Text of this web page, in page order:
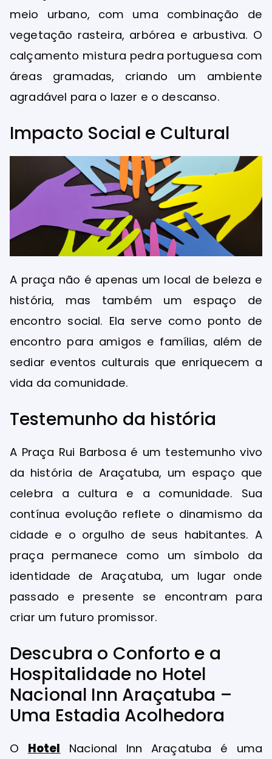
meio urbano, com uma combinação de
vegetação rasteira, arbórea e arbustiva. O
calçamento mistura pedra portuguesa com
áreas gramadas, criando um ambiente
agradável para o lazer e o descanso.
Impacto Social e Cultural
A praça não é apenas um local de beleza e
história, mas também um espaço de
encontro social. Ela serve como ponto de
encontro para amigos e famílias, além de
sediar eventos culturais que enriquecem a
vida da comunidade.
Testemunho da história
A Praça Rui Barbosa é um testemunho vivo
da história de Araçatuba, um espaço que
celebra a cultura e a comunidade. Sua
contínua evolução reflete o dinamismo da
cidade e o orgulho de seus habitantes. A
praça permanece como um símbolo da
identidade de Araçatuba, um lugar onde
passado e presente se encontram para
criar um futuro promissor.
Descubra o Conforto e a
Hospitalidade no Hotel
Nacional Inn Araçatuba –
Uma Estadia Acolhedora
O Hotel Nacional Inn Araçatuba é uma